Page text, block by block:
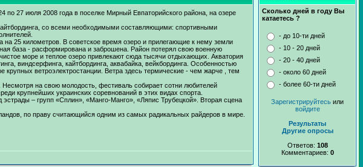
27 июля 2008 года в поселке Мирный Евпаторийского района, на озере
со всеми необходимыми составляющими: спортивными
25 километров. В советское время озеро и прилегающие к нему земли
база - расформирована и заброшена. Район потерял свою военную
море и теплое озеро привлекают сюда тысячи отдыхающих. Акватория
виндсерфинга, кайтбординга, аквабайка, вейкбординга. Особенностью
крупных ветроэлектростанции. Ветра здесь термические - чем жарче , тем
на свою молодость, фестиваль собирает сотни любителей
крупнейших украинских соревнований в этих видах спорта.
– групп «Сплин», «Манго-Манго», «Ляпис Трубецкой». Вторая сцена
по праву считающийся одним из самых радикальных райдеров в мире.
Сколько дней в году Вы
катаетесь ?
- до 10-ти дней
- 10 - 20 дней
- 20 - 40 дней
- около 60 дней
- более 60-ти дней
Зарегистрируйтесь или
войдите
Результаты
Другие опросы
Ответов: 108
Комментариев: 0